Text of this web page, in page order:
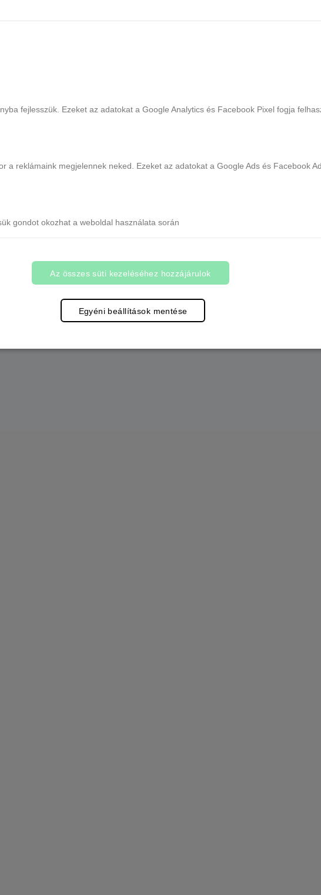
fejlesszük. Ezeket az adatokat a Google Analytics és Facebook Pixel fogja
a reklámaink megjelennek neked. Ezeket az adatokat a Google Ads és Facebook
gondot okozhat a weboldal használata során
Az összes süti kezeléséhez hozzájárulok
Egyéni beállítások mentése